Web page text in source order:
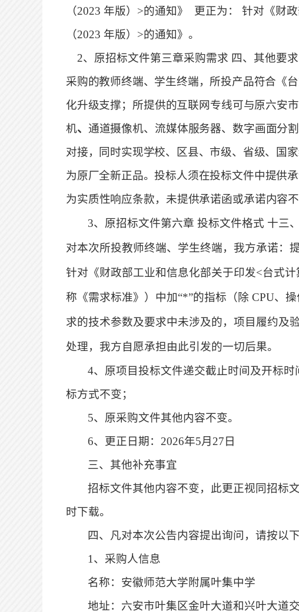
（2023 年版）>的通知》 更正为： 针对《财
（2023 年版）>的通知》 。
2、 原招标文件第三章采购需求 四、其他要求
采购的教师终端、学生终端，所投产品符合《台
化升级支撑；所提供的互联网专线可与原六安
机、 通道摄像机、流媒体服务器、数字画面分割
对接，同时实现学校、区县、市级、省级、国
为原厂全新正品。投标人须在投标文件中提供
为实质性响应条款，未提供承诺函或承诺内容
3、原招标文件第六章 投标文件格式 十三、
对本次所投教师终端、学生终端，我方承诺：
针对《财政部工业和信息化部关于印发<台式计
称《需求标准》）中加“*”的指标（除 CPU、
求的技术参数及要求中未涉及的，项目履约及
处理，我方自愿承担由此引发的一切后果。
4、原项目投标文件递交截止时间及开标时
标方式不变；
5、原采购文件其他内容不变。
6、更正日期： 2026年5月27日
三、其他补充事宜
招标文件其他内容不变，此更正视同招标
时下载。
四、凡对本次公告内容提出询问，请按以
1、采购人信息
名称：安徽师范大学附属叶集中学
地址：六安市叶集区金叶大道和兴叶大道